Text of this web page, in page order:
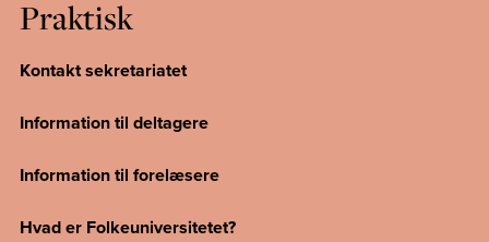
Praktisk
Kontakt sekretariatet
Information til deltagere
Information til forelæsere
Hvad er Folkeuniversitetet?